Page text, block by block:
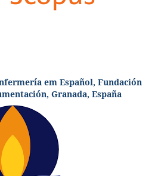
em Español, Fundación
Granada, España